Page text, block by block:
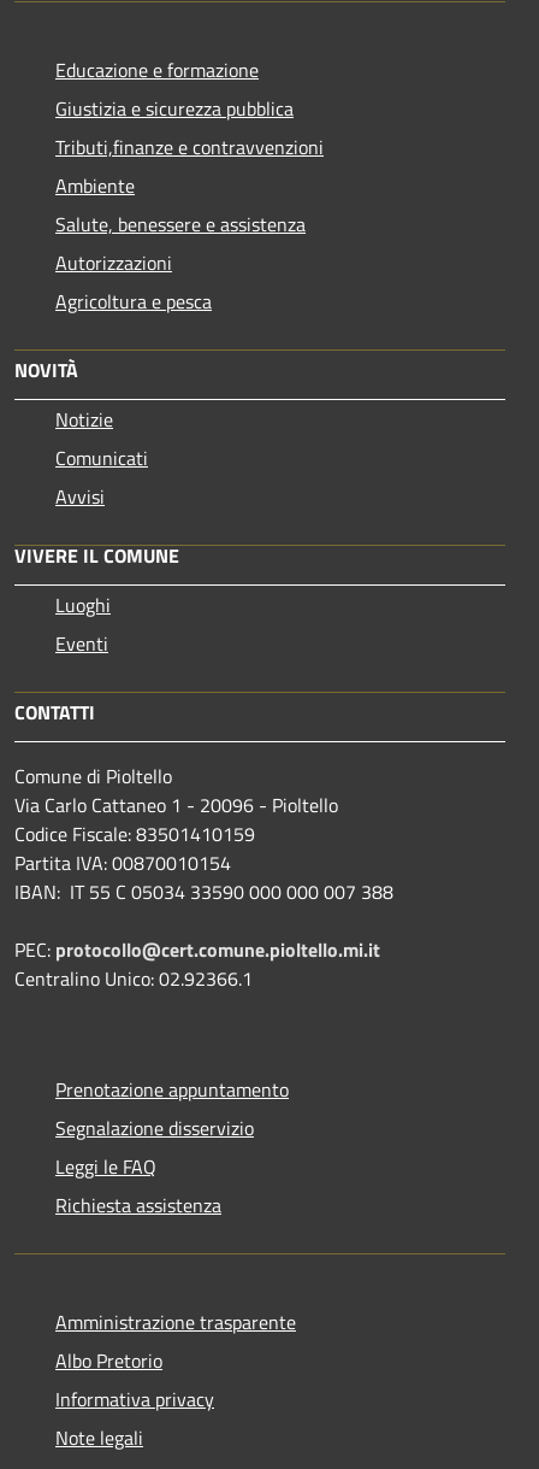
Educazione e formazione
Giustizia e sicurezza pubblica
Tributi,finanze e contravvenzioni
Ambiente
Salute, benessere e assistenza
Autorizzazioni
Agricoltura e pesca
NOVITÀ
Notizie
Comunicati
Avvisi
VIVERE IL COMUNE
Luoghi
Eventi
CONTATTI
Comune di Pioltello
Via Carlo Cattaneo 1 - 20096 - Pioltello
Codice Fiscale: 83501410159
Partita IVA: 00870010154
IBAN: IT 55 C 05034 33590 000 000 007 388
PEC: protocollo@cert.comune.pioltello.mi.it
Centralino Unico: 02.92366.1
Prenotazione appuntamento
Segnalazione disservizio
Leggi le FAQ
Richiesta assistenza
Amministrazione trasparente
Albo Pretorio
Informativa privacy
Note legali